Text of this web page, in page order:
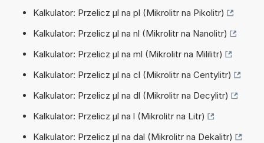
Kalkulator: Przelicz µl na pl (Mikrolitr na Pikolitr)
Kalkulator: Przelicz µl na nl (Mikrolitr na Nanolitr)
Kalkulator: Przelicz µl na ml (Mikrolitr na Mililitr)
Kalkulator: Przelicz µl na cl (Mikrolitr na Centylitr)
Kalkulator: Przelicz µl na dl (Mikrolitr na Decylitr)
Kalkulator: Przelicz µl na l (Mikrolitr na Litr)
Kalkulator: Przelicz µl na dal (Mikrolitr na Dekalitr)